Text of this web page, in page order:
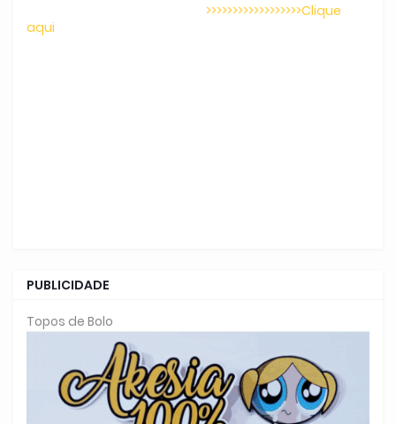
>>>>>>>>>>>>>>>>>>Clique
aqui
PUBLICIDADE
Topos de Bolo